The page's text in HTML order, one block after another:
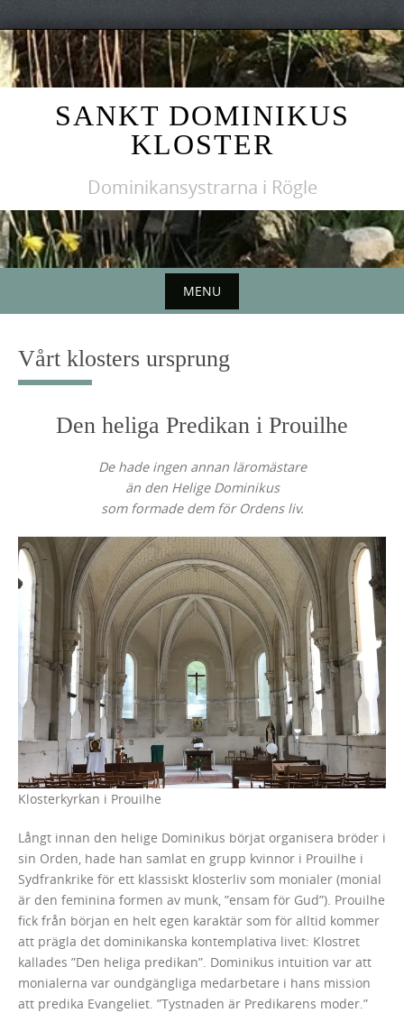
Skip
to
content
SANKT DOMINIKUS
KLOSTER
Dominikansystrarna i Rögle
MENU
content
Vårt klosters ursprung
Den heliga Predikan i Prouilhe
De hade ingen annan läromästare
än den Helige Dominikus
som formade dem för Ordens liv.
Klosterkyrkan i Prouilhe
Långt innan den helige Dominikus börjat organisera bröder i
sin Orden, hade han samlat en grupp kvinnor i Prouilhe i
Sydfrankrike för ett klassiskt klosterliv som monialer (monial
är den feminina formen av munk, ”ensam för Gud”). Prouilhe
fick från början en helt egen karaktär som för alltid kommer
att prägla det dominikanska kontemplativa livet: Klostret
kallades ”Den heliga predikan”. Dominikus intuition var att
monialerna var oundgängliga medarbetare i hans mission
att predika Evangeliet. ”Tystnaden är Predikarens moder.”